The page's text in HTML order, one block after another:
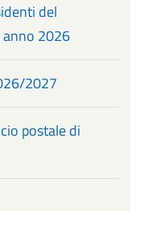
del
anno 2026
2027
postale di